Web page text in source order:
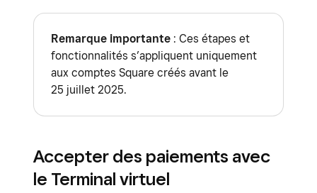
Remarque importante : Ces étapes et
fonctionnalités s’appliquent uniquement
aux comptes Square créés avant le
25 juillet 2025.
Accepter des paiements avec
le Terminal virtuel